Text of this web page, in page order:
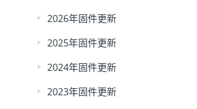
2026年固件更新
2025年固件更新
2024年固件更新
2023年固件更新